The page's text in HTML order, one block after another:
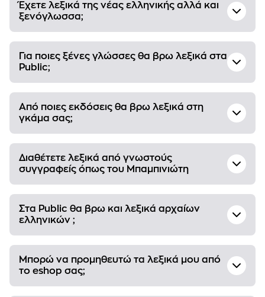
Έχετε λεξικά της νέας ελληνικής αλλά και
ξενόγλωσσα;
Για ποιες ξένες γλώσσες θα βρω λεξικά στα
Public;
Από ποιες εκδόσεις θα βρω λεξικά στη
γκάμα σας;
Διαθέτετε λεξικά από γνωστούς
συγγραφείς όπως του Μπαμπινιώτη
Στα Public θα βρω και λεξικά αρχαίων
ελληνικών ;
Μπορώ να προμηθευτώ τα λεξικά μου από
το eshop σας;